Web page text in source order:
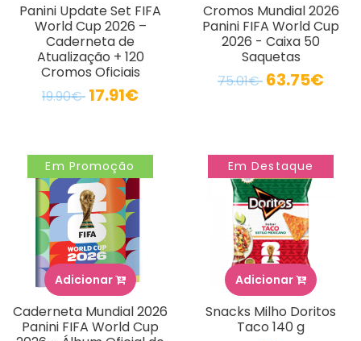
Panini Update Set FIFA
World Cup 2026 –
Caderneta de
Atualização + 120
Cromos Oficiais
19.90€ 17.91€
Cromos Mundial 2026
Panini FIFA World Cup
2026 - Caixa 50
Saquetas
75.01€ 63.75€
Em Promoção
Adicionar
Caderneta Mundial 2026
Panini FIFA World Cup
Em Destaque
Adicionar
Snacks Milho Doritos
Taco 140 g